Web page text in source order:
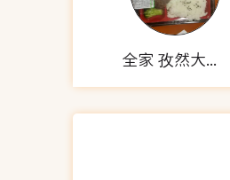
全家 孜然大鸡排饭